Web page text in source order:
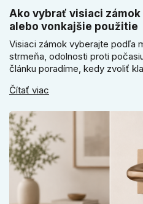
Ako vybrať visiaci
alebo vonkajšie použitie
Visiaci zámok vyberajte podľa
strmeňa, odolnosti proti
článku poradíme, kedy zvoliť
sa pri bránke, pivnici alebo
Čítať viac